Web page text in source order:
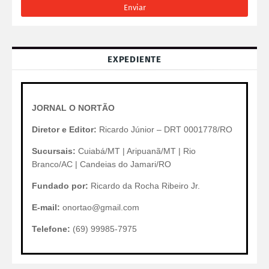
EXPEDIENTE
JORNAL O NORTÃO
Diretor e Editor: Ricardo Júnior – DRT 0001778/RO
Sucursais: Cuiabá/MT | Aripuanã/MT | Rio
Branco/AC | Candeias do Jamari/RO
Fundado por: Ricardo da Rocha Ribeiro Jr.
E-mail: onortao@gmail.com
Telefone: (69) 99985-7975